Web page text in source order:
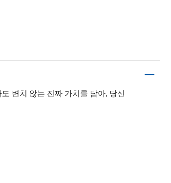
변치 않는 진짜 가치를 담아, 당신